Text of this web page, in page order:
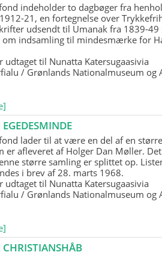
indeholder to dagbøger fra
21, en fortegnelse over
udsendt til Umanak fra 1839-49
om indsamling til mindesmærke for
udtaget til Nunatta Katersugaasivia
/ Grønlands Nationalmuseum og
lader til at være en del af en
er afleveret af Holger Dan Møller.
større samling er splittet op.
i brev af 28. marts 1968.
udtaget til Nunatta Katersugaasivia
/ Grønlands Nationalmuseum og